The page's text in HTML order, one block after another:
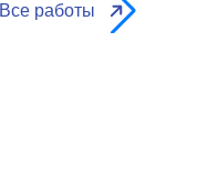
Все работы